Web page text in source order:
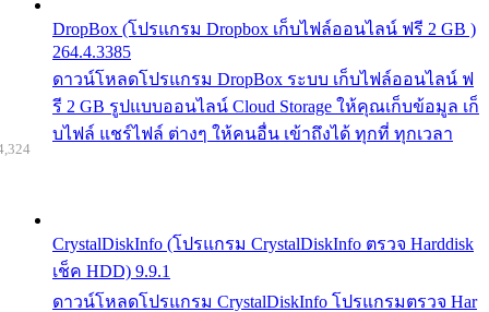
DropBox (โปรแกรม Dropbox เก็บไฟล์ออนไลน์ ฟรี 2 GB )
264.4.3385
ดาวน์โหลดโปรแกรม DropBox ระบบ เก็บไฟล์ออนไลน์ ฟ
รี 2 GB รูปแบบออนไลน์ Cloud Storage ให้คุณเก็บข้อมูล เก็
บไฟล์ แชร์ไฟล์ ต่างๆ ให้คนอื่น เข้าถึงได้ ทุกที่ ทุกเวลา
CrystalDiskInfo (โปรแกรม CrystalDiskInfo ตรวจ Harddisk
เช็ค HDD) 9.9.1
ดาวน์โหลดโปรแกรม CrystalDiskInfo โปรแกรมตรวจ Har